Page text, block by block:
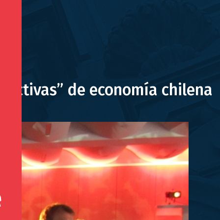
de economía chilena